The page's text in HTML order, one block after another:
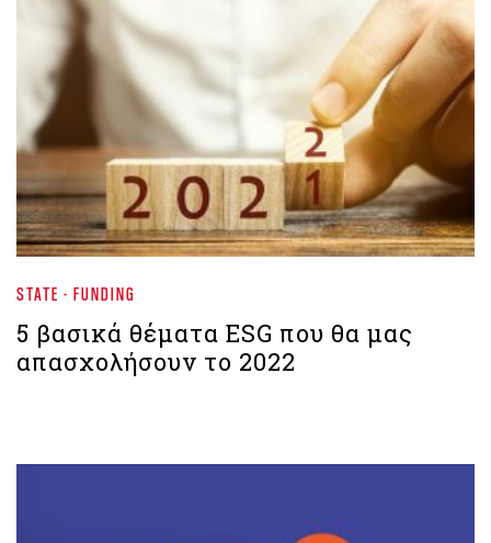
STATE - FUNDING
5 βασικά θέματα ESG που θα μας
απασχολήσουν το 2022